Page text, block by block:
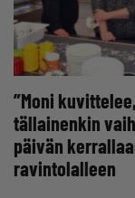
”Moni
tällainenkin
päivän
ravintolalleen